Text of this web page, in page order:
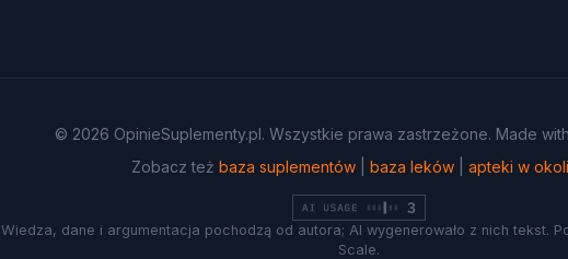
© 2026 OpinieSuplementy.pl. Wszystkie prawa zastrzeżone. Made with
Zobacz też baza suplementów baza leków apteki w
Wiedza, dane i argumentacja pochodzą od autora; AI wygenerowało z nich tekst.
Scale.